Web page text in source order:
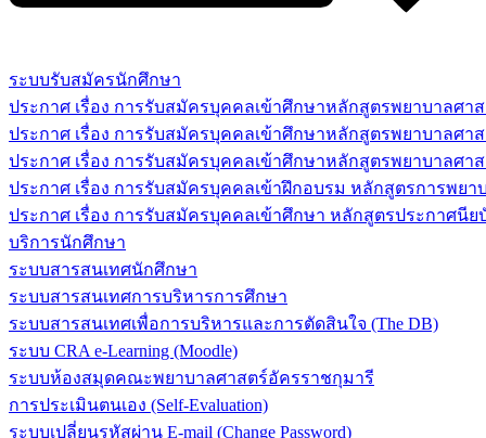
ระบบรับสมัครนักศึกษา
ประกาศ เรื่อง การรับสมัครบุคคลเข้าศึกษาหลักสูตรพยาบาลศ
ประกาศ เรื่อง การรับสมัครบุคคลเข้าศึกษาหลักสูตรพยาบาล
ประกาศ เรื่อง การรับสมัครบุคคลเข้าศึกษาหลักสูตรพยาบาล
ประกาศ เรื่อง การรับสมัครบุคคลเข้าฝึกอบรม หลักสูตรการพย
ประกาศ เรื่อง การรับสมัครบุคคลเข้าศึกษา หลักสูตรประกาศนี
บริการนักศึกษา
ระบบสารสนเทศนักศึกษา
ระบบสารสนเทศการบริหารการศึกษา
ระบบสารสนเทศเพื่อการบริหารและการตัดสินใจ (The DB)
ระบบ CRA e-Learning (Moodle)
ระบบห้องสมุดคณะพยาบาลศาสตร์อัครราชกุมารี
การประเมินตนเอง (Self-Evaluation)
ระบบเปลี่ยนรหัสผ่าน E-mail (Change Password)